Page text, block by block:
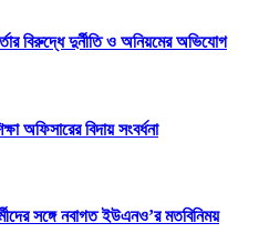
বিরুদ্ধে দুর্নীতি ও অনিয়মের অভিযোগ
অফিসারের বিদায় সংবর্ধনা
সঙ্গে নবাগত ইউএনও’র মতবিনিময়